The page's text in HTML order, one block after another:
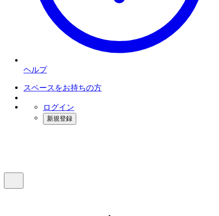
ヘルプ
スペースをお持ちの方
ログイン
新規登録